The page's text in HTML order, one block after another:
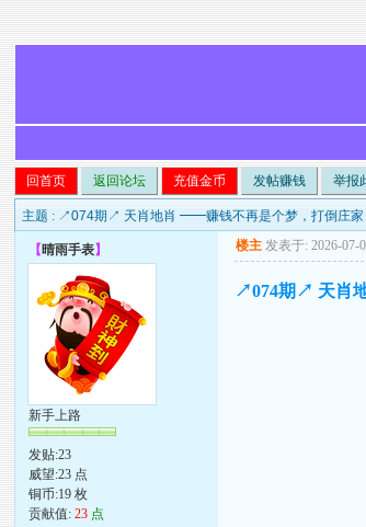
回首页 返回论坛 充值金币 发帖赚钱 举报
主题 : ↗074期↗ 天肖地肖 ━━赚钱不再是个梦，打倒庄家
【晴雨手表】
新手上路
发贴:23
威望:23 点
铜币:19 枚
贡献值:23 点
楼主 发表于: 2026-07-
↗074期↗ 天肖